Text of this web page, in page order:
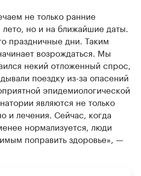
не только ранние
но и на ближайшие даты.
праздничные дни. Таким
возрождаться. Мы
некий отложенный спрос,
поездку из-за опасений
эпидемиологической
являются не только
и лечения. Сейчас, когда
нормализуется, люди
поправить здоровье», —